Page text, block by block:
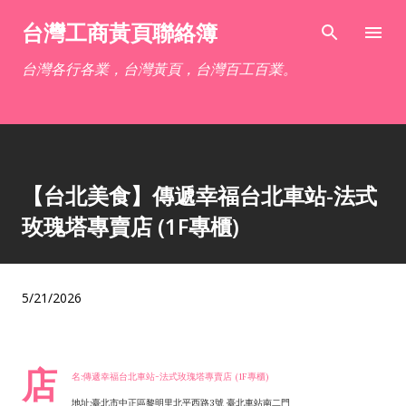
跳到主要內容
台灣工商黃頁聯絡簿
台灣各行各業，台灣黃頁，台灣百工百業。
【台北美食】傳遞幸福台北車站-法式
玫瑰塔專賣店 (1F專櫃)
5/21/2026
店 名:傳遞幸福台北車站-法式玫瑰塔專賣店 (1F專櫃)
地址:臺北市中正區黎明里北平西路3號 臺北車站南二門